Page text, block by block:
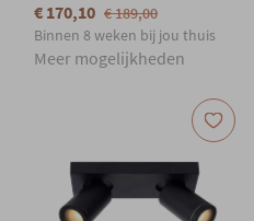
€ 170,10 € 189,00
Binnen 8 weken bij jou thuis
Meer mogelijkheden